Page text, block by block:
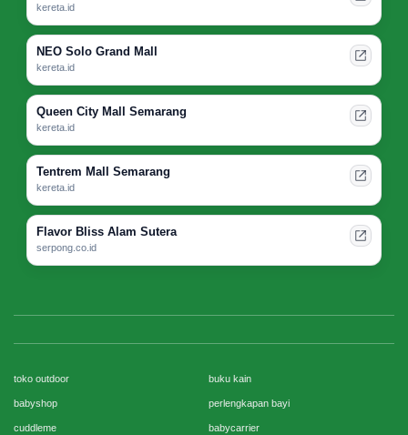
kereta.id
NEO Solo Grand Mall
kereta.id
Queen City Mall Semarang
kereta.id
Tentrem Mall Semarang
kereta.id
Flavor Bliss Alam Sutera
serpong.co.id
toko outdoor buku kain
babyshop perlengkapan bayi
cuddleme babycarrier